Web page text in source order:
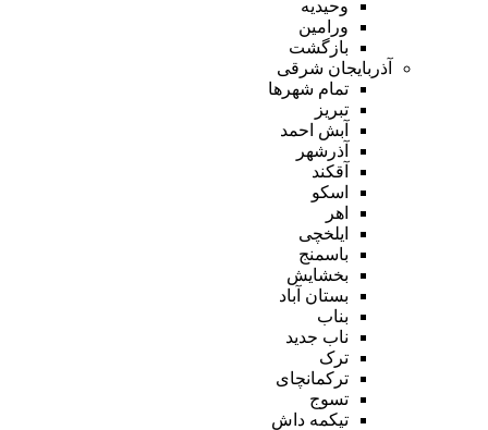
وحیدیه
ورامین
بازگشت
آذربایجان شرقی
تمام شهر‌ها
تبریز
آبش احمد
آذرشهر
آقکند
اسکو
اهر
ایلخچی
باسمنج
بخشایش
بستان آباد
بناب
ناب جدید
ترک
ترکمانچای
تسوج
تیکمه داش